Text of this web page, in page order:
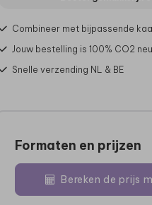
Combineer met bijpassende
Jouw bestelling is 100% CO2
Snelle verzending NL & BE
Formaten en prijzen
Bereken de prijs